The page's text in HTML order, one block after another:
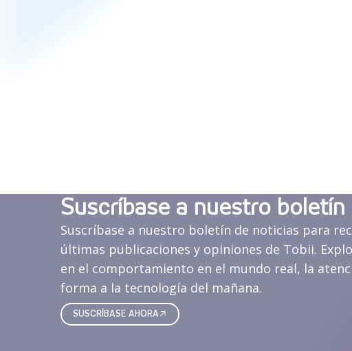
Suscríbase a nuestro boletín
Suscríbase a nuestro boletín de noticias para
últimas publicaciones y opiniones de Tobii.
en el comportamiento en el mundo real, la
forma a la tecnología del mañana.
SUSCRÍBASE AHORA